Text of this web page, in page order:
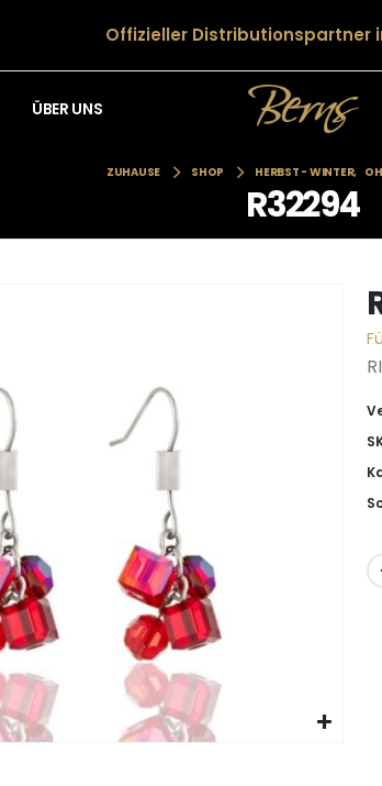
Offizieller Distributionspartner
ÜBER UNS
ZUHAUSE SHOP HERBST - WINTER,
R32294